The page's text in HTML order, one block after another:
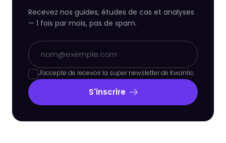
Recevez nos guides, études de cas et analyses
— 1 fois par mois, pas de spam.
J'accepte de recevoir la super newsletter de Kwantic.
S'inscrire